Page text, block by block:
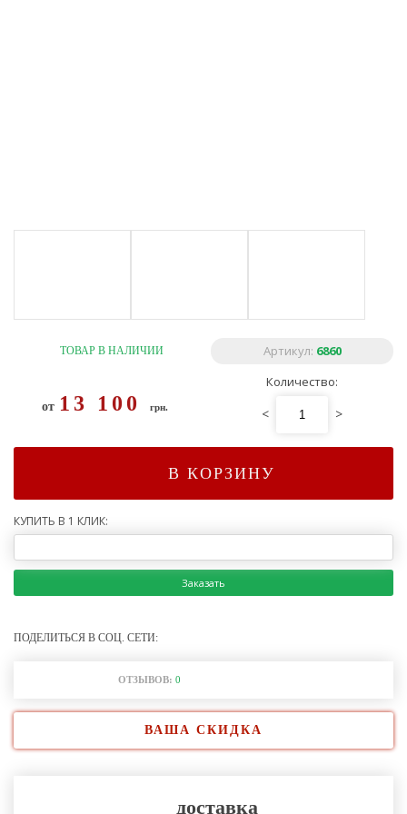
ТОВАР В НАЛИЧИИ Артикул: 6860
от 13 100 грн.
Количество:
< >
В КОРЗИНУ
КУПИТЬ В 1 КЛИК:
Заказать
ПОДЕЛИТЬСЯ В СОЦ. СЕТИ:
ОТЗЫВОВ: 0
ВАША СКИДКА
доставка